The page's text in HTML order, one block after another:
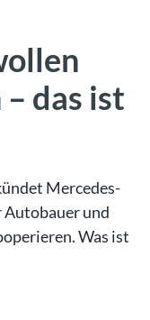
das ist
Mercedes-
und
Was ist